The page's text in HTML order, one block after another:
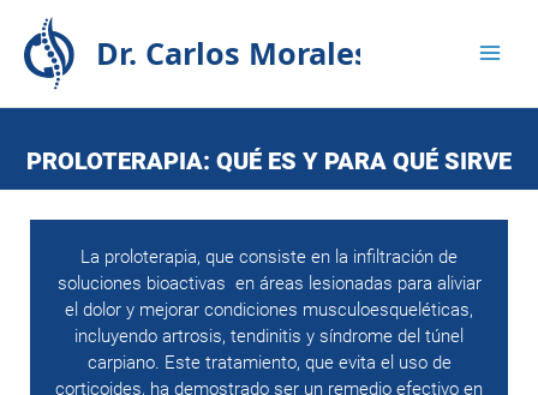
contenido
PROLOTERAPIA: QUÉ ES Y PARA QUÉ SIRVE
La proloterapia, que consiste en la infiltración de
soluciones bioactivas en áreas lesionadas para aliviar
el dolor y mejorar condiciones musculoesqueléticas,
incluyendo artrosis, tendinitis y síndrome del túnel
carpiano. Este tratamiento, que evita el uso de
corticoides, ha demostrado ser un remedio efectivo en